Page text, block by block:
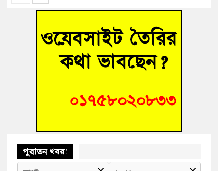
বাঁশের খুঁটিতে ভর করে টিকে আছে সেতু
জুলাই গণঅভ্যুত্থান দিবসে কুমিল্লায় শ্রদ্ধা, র‍্যালি ও সংবর্ধনা
তনু হত্যা মামলায় গ্রেফতার সাবেক সেনা সদস্য হাফিজুর রহমান
হাইকোর্টের জামিনে মুক্ত
পুরাতন খবর: